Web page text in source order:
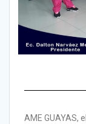
AME GUAYAS,